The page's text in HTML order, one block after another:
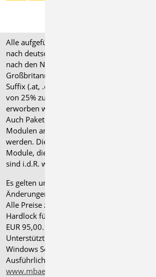
Alle aufgeführten Preise verstehen sich für
nach deutschen Normgrundlagen (".de").
nach den Normen für Österreich, Schweiz,
Großbritannien verfügbar sind, tragen ein
Suffix (.at, .ch, .it bzw. .uk) und können
von 25% zusammen mit dem jeweiligen
erworben werden.
Auch Pakete können gegen einen Aufpreis
Modulen anderer Normen (.at, .ch, .it bzw.
werden. Die Paketerweiterung umfasst alle
Module, die zum Zeitpunkt des Kaufs
sind i.d.R. weniger Module als nach
Es gelten unsere
Änderungen und Irrtümer vorbehalten.
Alle Preise zzgl. Versandkosten und
Hardlock für Einzelplatzlizenz, je
EUR 95,00. Folgelizenz-/
Unterstützte Betriebssysteme: Windows
Windows Server 2025 mit Windows
Ausführliche Informationen auf
www.mbaec.de/service/